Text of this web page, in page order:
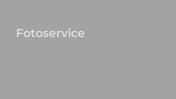
Fotoservice